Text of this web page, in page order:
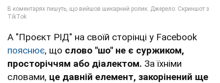
А "Проєкт РІД" на своїй сторінці у Facebook
пояснює, що слово "шо" не є суржиком,
просторіччям або діалектом. За їхніми
словами, це давній елемент, закорінений ще